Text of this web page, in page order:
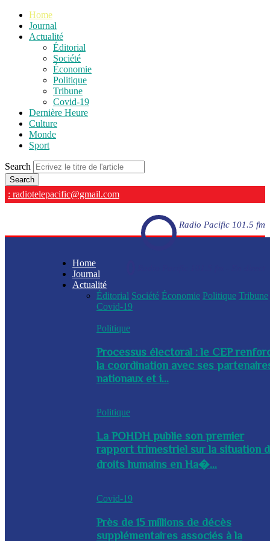
Home
Journal
Actualité
Éditorial
Société
Économie
Politique
Tribune
Covid-19
Dernière Heure
Culture
Monde
Sport
Search
: radiotelepacific@gmail.com
Radio Pacific 101.5 fm
Home
Journal
Actualité
Éditorial Société Économie Politique Tribune
Covid-19
Politique
Processus électoral : le CEP
la coordination avec ses
nationaux et i...
Politique
La POHDH publie son premier
rapport trimestriel sur la situation
droits humains en Ha�...
Covid-19
Près de 15 millions de décès
supplémentaires associés à la